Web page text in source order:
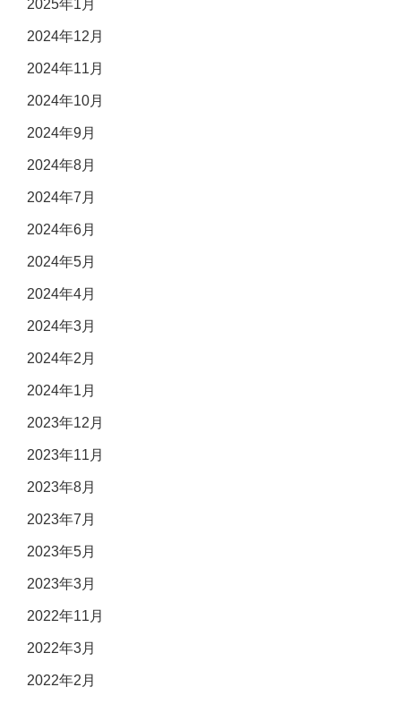
2025年1月
2024年12月
2024年11月
2024年10月
2024年9月
2024年8月
2024年7月
2024年6月
2024年5月
2024年4月
2024年3月
2024年2月
2024年1月
2023年12月
2023年11月
2023年8月
2023年7月
2023年5月
2023年3月
2022年11月
2022年3月
2022年2月